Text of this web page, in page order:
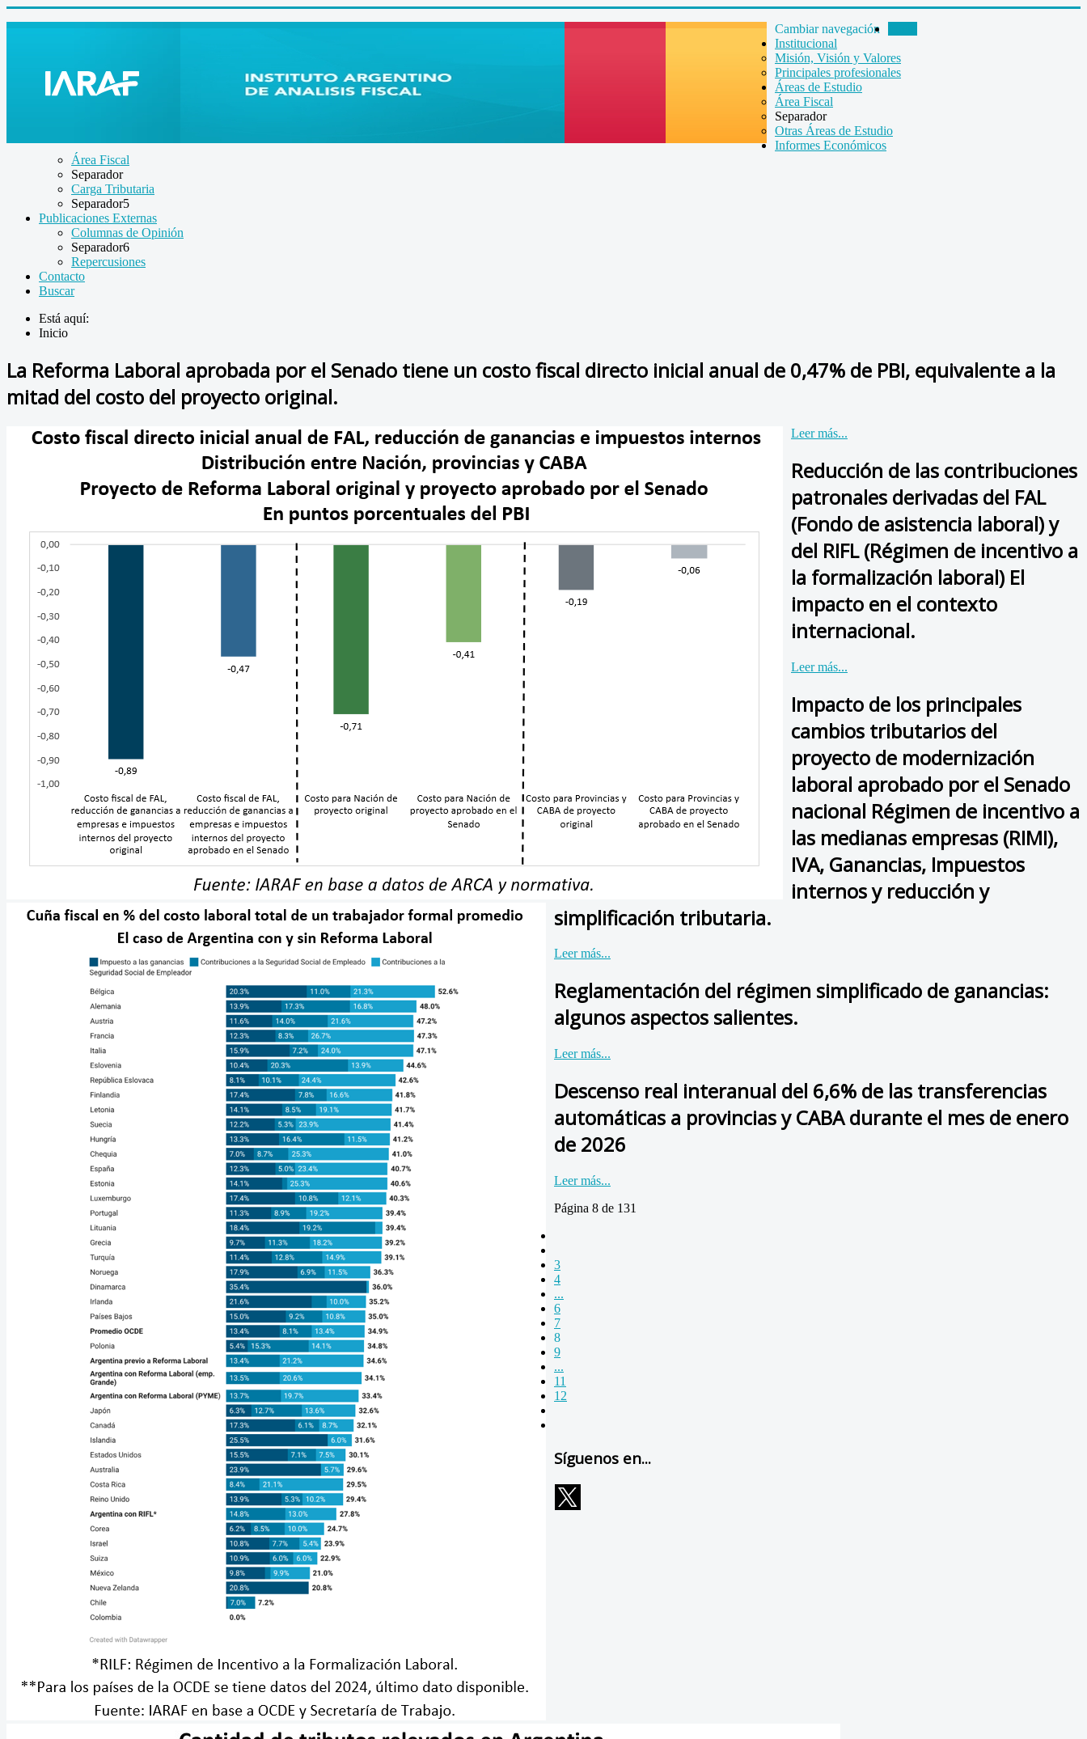
Cambiar navegación
Institucional
Misión, Visión y Valores
Principales profesionales
Áreas de Estudio
Área Fiscal
Separador
Otras Áreas de Estudio
Informes Económicos
Área Fiscal
Separador
Carga Tributaria
Separador5
Publicaciones Externas
Columnas de Opinión
Separador6
Repercusiones
Contacto
Buscar
Está aquí:
Inicio
La Reforma Laboral aprobada por el Senado tiene un costo fiscal directo inicial anual de 0,47% de PBI, equivalente a la
mitad del costo del proyecto original.
Leer más...
Reducción de las contribuciones
patronales derivadas del FAL
(Fondo de asistencia laboral) y
del RIFL (Régimen de incentivo a
la formalización laboral) El
impacto en el contexto
internacional.
Leer más...
Impacto de los principales
cambios tributarios del
proyecto de modernización
laboral aprobado por el Senado
nacional Régimen de incentivo a
las medianas empresas (RIMI),
IVA, Ganancias, Impuestos
internos y reducción y
simplificación tributaria.
Leer más...
Reglamentación del régimen simplificado de ganancias:
algunos aspectos salientes.
Leer más...
Descenso real interanual del 6,6% de las transferencias
automáticas a provincias y CABA durante el mes de enero
de 2026
Leer más...
Página 8 de 131
3
4
...
6
7
8
9
...
11
12
Síguenos en...